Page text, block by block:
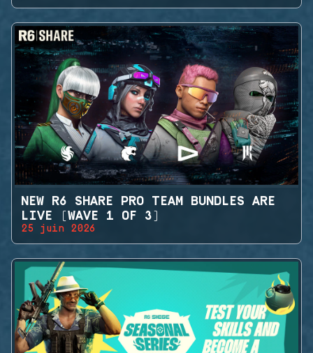
NEW R6 SHARE PRO TEAM BUNDLES ARE
LIVE (WAVE 1 OF 3)
25 juin 2026